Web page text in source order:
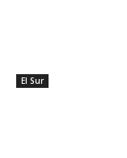
El Sur